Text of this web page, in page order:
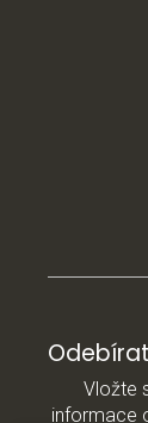
Vložte
informace